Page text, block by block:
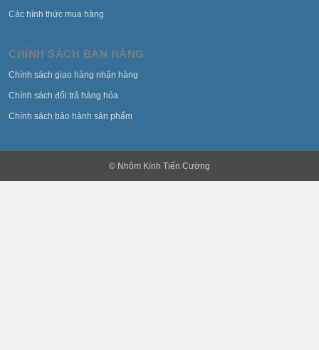
Các hình thức mua hàng
CHÍNH SÁCH BÁN HÀNG
Chính sách giao hàng nhận hàng
Chính sách đổi trả hàng hóa
Chính sách bảo hành sản phẩm
© Nhôm Kính Tiến Cường